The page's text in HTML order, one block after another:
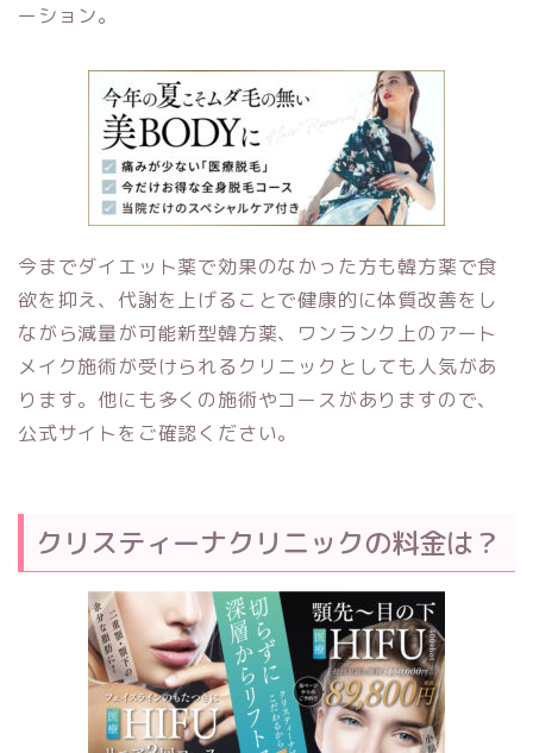
ーション。
今までダイエット薬で効果のなかった方も韓方薬で食
欲を抑え、代謝を上げることで健康的に体質改善をし
ながら減量が可能新型韓方薬、 ワンランク上のアート
メイク施術が受けられるクリニックとしても人気があ
ります。 他にも多くの施術やコースがありますので、
公式サイトをご確認ください。
クリスティーナクリニックの料金は？